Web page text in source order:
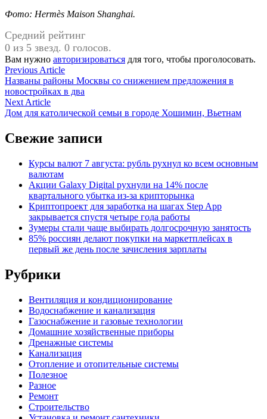
Фото: Hermès Maison Shanghai.
Средний рейтинг
0 из 5 звезд. 0 голосов.
Вам нужно авторизироваться для того, чтобы проголосовать.
Навигация
по
записям
Previous ArticlePrevious
article:
Названы районы Москвы со снижением предложения в
новостройках в два
Next ArticleNext
article:
Дом для католической семьи в городе Хошимин, Вьетнам
Свежие записи
Курсы валют 7 августа: рубль рухнул ко всем основным
валютам
Акции Galaxy Digital рухнули на 14% после
квартального убытка из-за крипторынка
Криптопроект для заработка на шагах Step App
закрывается спустя четыре года работы
Зумеры стали чаще выбирать долгосрочную занятость
85% россиян делают покупки на маркетплейсах в
первый же день после зачисления зарплаты
Рубрики
Вентиляция и кондиционирование
Водоснабжение и канализация
Газоснабжение и газовые технологии
Домашние хозяйственные приборы
Дренажные системы
Канализация
Отопление и отопительные системы
Полезное
Разное
Ремонт
Строительство